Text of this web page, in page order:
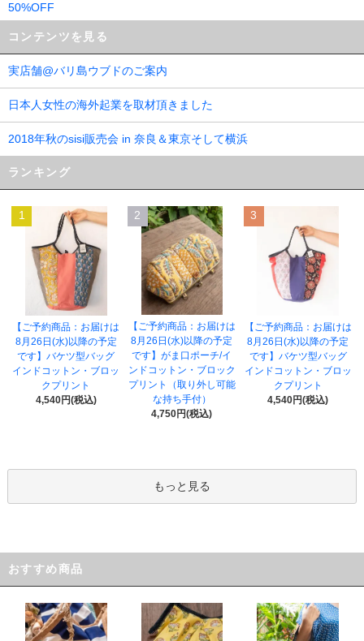
50%OFF
コンテンツを見る
実店舗@バリ島ウブドのご案内
日本人女性の海外起業を取材頂きました
2018年秋のsisi販売会 in 奈良＆東京そして横浜
ランキング
1
【ご予約商品：お届けは
8月26日(水)以降の予定
です】バケツ型バッグ
インドコットン・ブロッ
クプリント
4,540円(税込)
2
【ご予約商品：お届けは
8月26日(水)以降の予定
です】がま口ポーチ/イ
ンドコットン・ブロック
プリント（取り外し可能
な持ち手付）
4,750円(税込)
3
【ご予約商品：お届けは
8月26日(水)以降の予定
です】バケツ型バッグ
インドコットン・ブロッ
クプリント
4,540円(税込)
もっと見る
おすすめ商品